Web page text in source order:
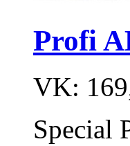
Profi
VK:
Special